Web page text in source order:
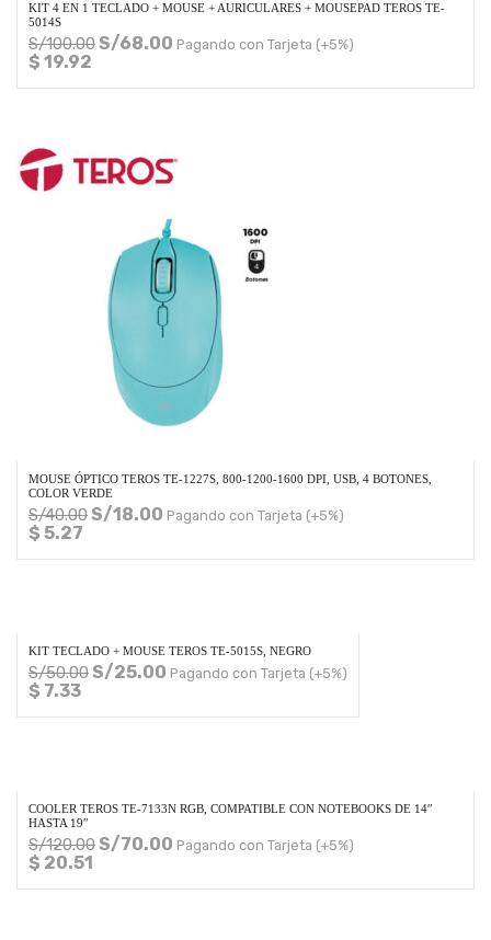
KIT 4 EN 1 TECLADO + MOUSE + AURICULARES + MOUSEPAD TEROS TE-
5014S
S/100.00S/68.00 Pagando con Tarjeta (+5%)
$ 19.92
MOUSE ÓPTICO TEROS TE-1227S, 800-1200-1600 DPI, USB, 4 BOTONES,
COLOR VERDE
S/40.00S/18.00 Pagando con Tarjeta (+5%)
$ 5.27
KIT TECLADO + MOUSE TEROS TE-5015S, NEGRO
S/50.00S/25.00 Pagando con Tarjeta (+5%)
$ 7.33
COOLER TEROS TE-7133N RGB, COMPATIBLE CON NOTEBOOKS DE 14″
HASTA 19″
S/120.00S/70.00 Pagando con Tarjeta (+5%)
$ 20.51